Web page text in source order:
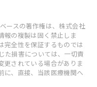
ースの著作権は、株式会社
報の複製は固く禁止しま
完全性を保証するものでは
た損害については、一切責
更されている場合がありま
に、直接、当該医療機関へ